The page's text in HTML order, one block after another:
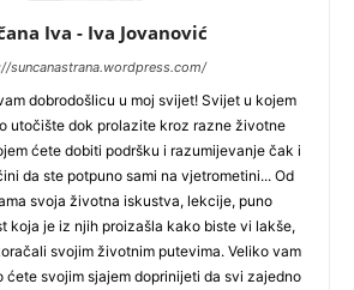
Iva - Iva Jovanović
suncanastrana.wordpress.com/
dobrodošlicu u moj svijet! Svijet u kojem
utočište dok prolazite kroz razne životne
ćete dobiti podršku i razumijevanje čak i
da ste potpuno sami na vjetrometini... Od
svoja životna iskustva, lekcije, puno
koja je iz njih proizašla kako biste vi lakše,
svojim životnim putevima. Veliko vam
ćete svojim sjajem doprinijeti da svi zajedno